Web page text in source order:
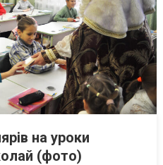
на уроки
(фото)